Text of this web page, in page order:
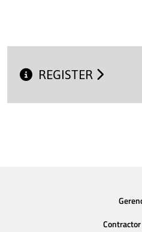
REGISTER